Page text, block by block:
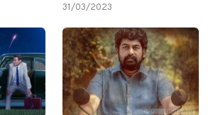
31/03/2023